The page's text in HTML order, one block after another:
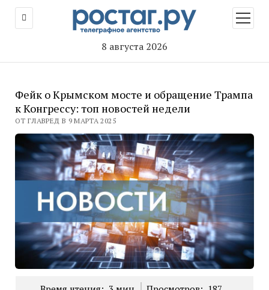
8 августа 2026
меню
Фейк о Крымском мосте и обращение Трампа
к Конгрессу: топ новостей недели
ОТ ГЛАВРЕД В 9 МАРТА 2025